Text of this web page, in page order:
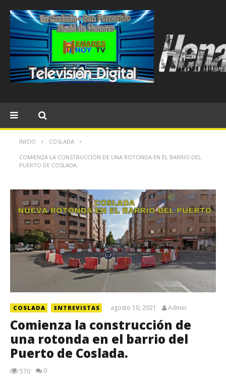
INICIO COSLADA
COMIENZA LA CONSTRUCCIÓN DE UNA ROTONDA EN EL BARRIO DEL
PUERTO DE COSLADA.
COSLADA ENTREVISTAS agosto 10, 2021 Admin
Comienza la construcción de
una rotonda en el barrio del
Puerto de Coslada.
570 0